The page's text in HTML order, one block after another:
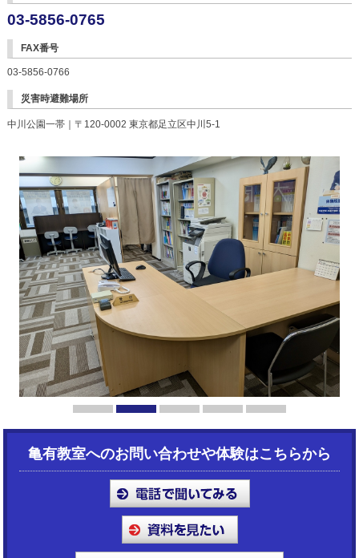
03-5856-0765
FAX番号
03-5856-0766
災害時避難場所
中川公園一帯｜〒120-0002 東京都足立区中川5-1
1 2 3 4
亀有教室へのお問い合わせや体験はこちらから